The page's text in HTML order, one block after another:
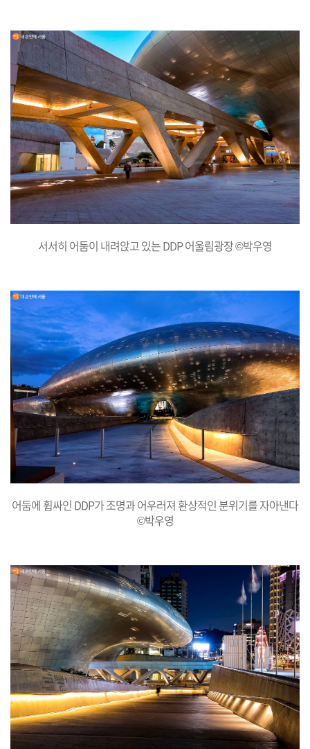
서서히 어둠이 내려앉고 있는 DDP 어울림광장 ©박우영
어둠에 휩싸인 DDP가 조명과 어우러져 환상적인 분위기를 자아낸다
©박우영